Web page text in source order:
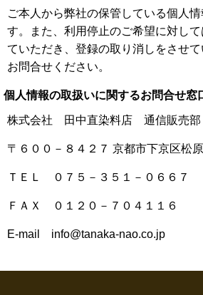
ご本人から弊社の保管している個人
す。また、利用停止のご希望に対し
ていただき、登録の取り消しをさせ
お問合せください。
個人情報の取扱いに関するお問合せ窓
株式会社 田中直染料店 通信販売部
〒６００－８４２７ 京都市下京区松
ＴＥＬ ０７５－３５１－０６６７
ＦＡＸ ０１２０－７０４１１６
E-mail info@tanaka-nao.co.jp